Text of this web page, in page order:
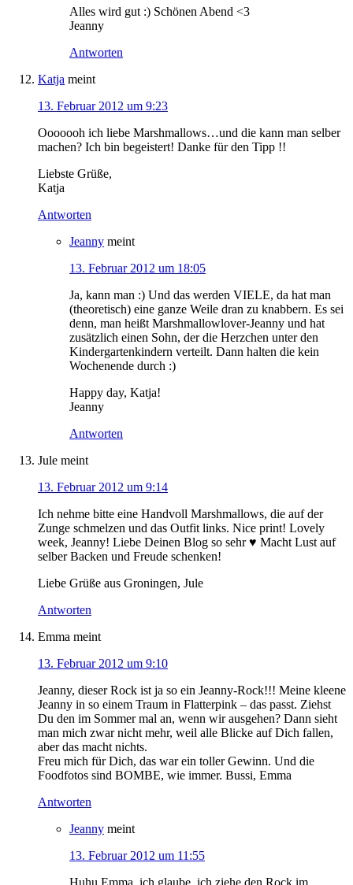
Alles wird gut :) Schönen Abend <3
Jeanny
Antworten
Katja meint
13. Februar 2012 um 9:23
Ooooooh ich liebe Marshmallows…und die kann man selber
machen? Ich bin begeistert! Danke für den Tipp !!
Liebste Grüße,
Katja
Antworten
Jeanny meint
13. Februar 2012 um 18:05
Ja, kann man :) Und das werden VIELE, da hat man
(theoretisch) eine ganze Weile dran zu knabbern. Es sei
denn, man heißt Marshmallowlover-Jeanny und hat
zusätzlich einen Sohn, der die Herzchen unter den
Kindergartenkindern verteilt. Dann halten die kein
Wochenende durch :)
Happy day, Katja!
Jeanny
Antworten
Jule meint
13. Februar 2012 um 9:14
Ich nehme bitte eine Handvoll Marshmallows, die auf der
Zunge schmelzen und das Outfit links. Nice print! Lovely
week, Jeanny! Liebe Deinen Blog so sehr ♥ Macht Lust auf
selber Backen und Freude schenken!
Liebe Grüße aus Groningen, Jule
Antworten
Emma meint
13. Februar 2012 um 9:10
Jeanny, dieser Rock ist ja so ein Jeanny-Rock!!! Meine kleene
Jeanny in so einem Traum in Flatterpink – das passt. Ziehst
Du den im Sommer mal an, wenn wir ausgehen? Dann sieht
man mich zwar nicht mehr, weil alle Blicke auf Dich fallen,
aber das macht nichts.
Freu mich für Dich, das war ein toller Gewinn. Und die
Foodfotos sind BOMBE, wie immer. Bussi, Emma
Antworten
Jeanny meint
13. Februar 2012 um 11:55